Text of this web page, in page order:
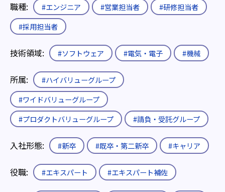
職種: #エンジニア #営業担当者
#研修担当者
#採用担当者
技術領域: #ソフトウェア #電気・電子 #機械
所属:
#ハイバリューグループ
#ワイドバリューグループ
#プロダクトバリューグループ
#請負・受託グループ
入社形態: #新卒 #既卒・第二新卒 #キャリア
役職: #エキスパート #エキスパート補佐